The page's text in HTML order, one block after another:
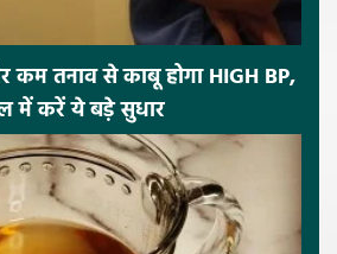
कम तनाव से काबू होगा HIGH BP,
में करें ये बड़े सुधार